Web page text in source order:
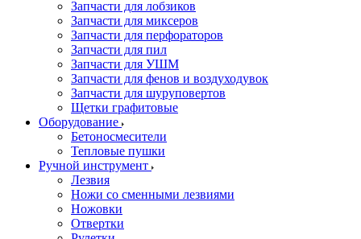
Запчасти для лобзиков
Запчасти для миксеров
Запчасти для перфораторов
Запчасти для пил
Запчасти для УШМ
Запчасти для фенов и воздуходувок
Запчасти для шуруповертов
Щетки графитовые
Оборудование
Бетоносмесители
Тепловые пушки
Ручной инструмент
Лезвия
Ножи со сменными лезвиями
Ножовки
Отвертки